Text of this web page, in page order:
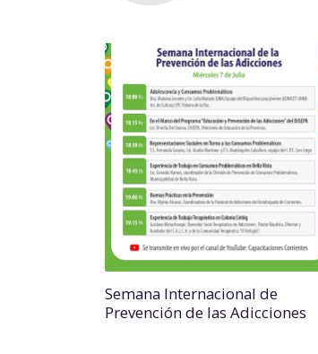
Semana Internacional de
Prevención de las Adicciones